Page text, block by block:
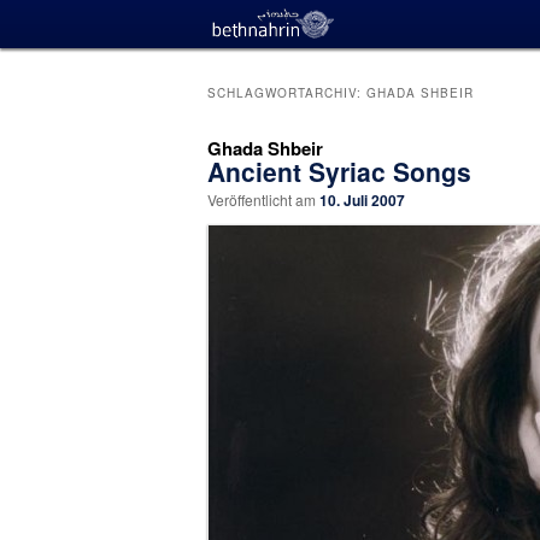
SCHLAGWORTARCHIV: GHADA SHBEIR
Ghada Shbeir
Ancient Syriac Songs
Veröffentlicht am 10. Juli 2007